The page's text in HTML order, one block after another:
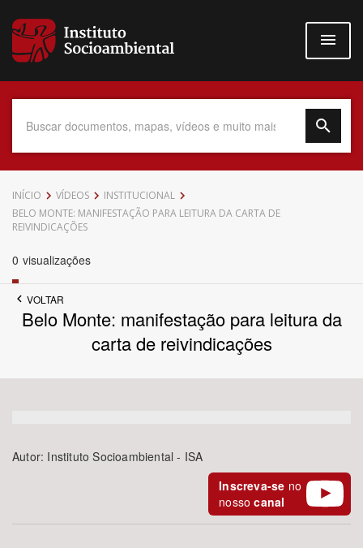
para
conteúdo
Data do Documento
Área de Levantamento
INÍCIO VÍDEOS
INSTITUCIONAL
BELO MONTE: MANIFESTAÇÃO PARA LEITURA DA CARTA DE
REIVINDICAÇÕES
0 visualizações
VOLTAR
Belo Monte: manifestação para leitura da
carta de reivindicações
Autor: Instituto Socioambiental - ISA
Inscreva-se no
nossocanal